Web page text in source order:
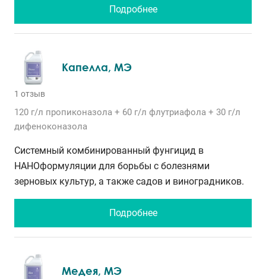
Подробнее
Капелла, МЭ
1 отзыв
120 г/л пропиконазола + 60 г/л флутриафола + 30 г/л
дифеноконазола
Системный комбинированный фунгицид в
НАНОформуляции для борьбы с болезнями
зерновых культур, а также садов и виноградников.
Подробнее
Медея, МЭ